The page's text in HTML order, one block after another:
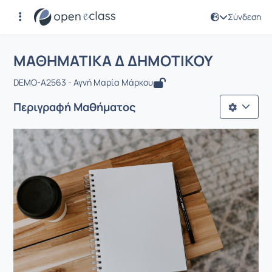
Σύνδεση
Αρχική Σελίδα
Μάθημα : ΜΑΘΗΜΑΤΙΚΑ Δ
ΜΑΘΗΜΑΤΙΚΑ Δ ΔΗΜΟΤΙΚΟΥ
DEMO-A2563 - Αγνή Μαρία Μάρκου
Περιγραφή Μαθήματος